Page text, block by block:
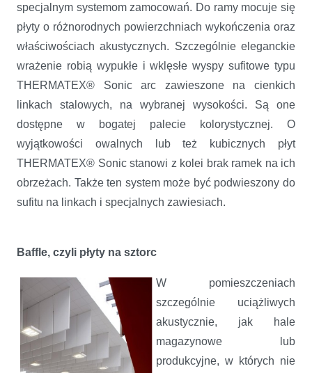
specjalnym systemom zamocowań. Do ramy mocuje się
płyty o różnorodnych powierzchniach wykończenia oraz
właściwościach akustycznych. Szczególnie eleganckie
wrażenie robią wypukłe i wklęsłe wyspy sufitowe typu
THERMATEX® Sonic arc zawieszone na cienkich
linkach stalowych, na wybranej wysokości. Są one
dostępne w bogatej palecie kolorystycznej. O
wyjątkowości owalnych lub też kubicznych płyt
THERMATEX® Sonic stanowi z kolei brak ramek na ich
obrzeżach. Także ten system może być podwieszony do
sufitu na linkach i specjalnych zawiesiach.
Baffle, czyli płyty na sztorc
W pomieszczeniach
szczególnie uciążliwych
akustycznie, jak hale
magazynowe lub
produkcyjne, w których nie